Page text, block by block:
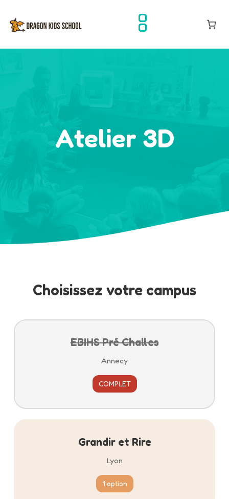
Atelier 3D
Choisissez votre campus
EBIHS Pré Challes
Annecy
COMPLET
Grandir et Rire
Lyon
1 option